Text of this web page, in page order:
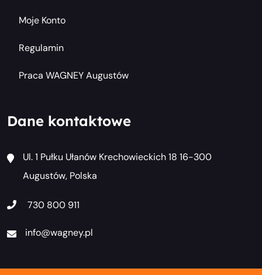
Moje Konto
Regulamin
Praca WAGNEY Augustów
Dane kontaktowe
Ul. 1 Pułku Ułanów Krechowieckich 18 16-300
Augustów, Polska
730 800 911
info@wagney.pl